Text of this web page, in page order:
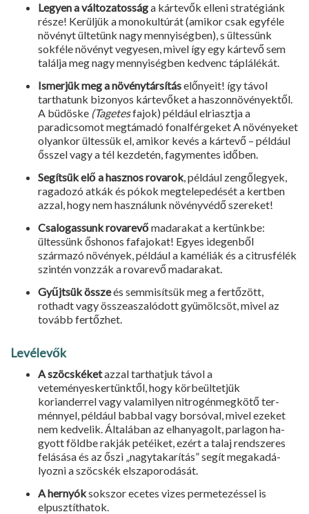
Legyen a változatossága kártevők elleni stratégiánk
része! Kerüljük a monokultúrát (amikor csak egyféle
növényt ültetünk nagy mennyiség­ben), s ültessünk
sokféle növényt vegyesen, mivel így egy kártevő sem
találja meg nagy mennyiségben kedvenc táplálékát.
Ismerjük meg a növénytársításelőnyeit! így távol
tarthatunk bizo­nyos kártevőket a haszonnövények­től.
A büdöske (Tagetesfajok) pél­dául elriasztja a
paradicsomot meg­támadó fonalférgeket A növényeket
olyankor ültessük el, amikor kevés a kártevő – például
ősszel vagy a tél kezdetén, fagymen­tes időben.
Segítsük elő a hasznos rovarok, például zengőlegyek,
ragadozó atkák és pókok megtelepedését a kertben
azzal, hogy nem használunk növény­védő szereket!
Csalogassunk rovarevőmadarakat a kertünkbe:
ültessünk őshonos fa­fajokat! Egyes idegenből
származó növények, például a kaméliák és a citrusfélék
szintén vonzzák a rovar­evő madarakat.
Gyűjtsük összeés semmisítsük meg a fertőzött,
rothadt vagy össze­aszalódott gyümölcsöt, mivel az
tovább fertőzhet.
Levélevők
A szöcskéketazzal tarthatjuk távol a
veteményeskertünktől, hogy körbeültetjük
korianderrel vagy valamilyen nitrogénmegkötő ter­
ménnyel, például babbal vagy borsó­val, mivel ezeket
nem kedvelik. Álta­lában az elhanyagolt, parlagon ha­
gyott földbe rakják petéiket, ezért a talaj rendszeres
felásása és az őszi „nagytakarítás” segít megakadá­
lyozni a szöcskék elszaporodását.
A hernyóksokszor ecetes vizes permetezéssel is
elpusztíthatok.